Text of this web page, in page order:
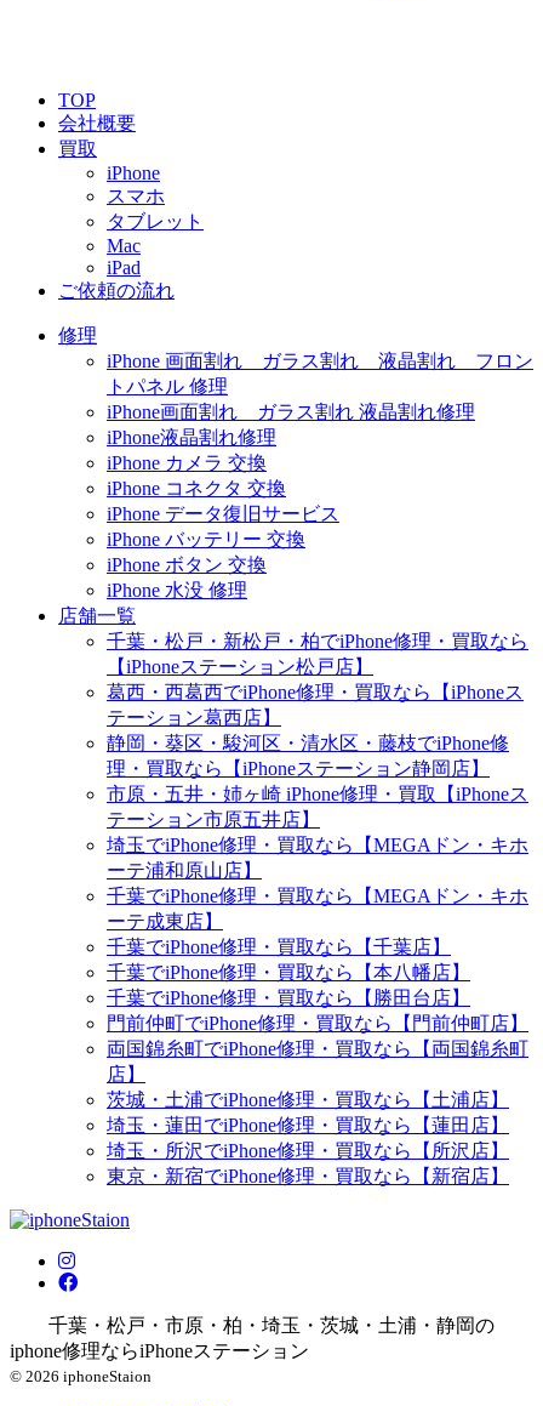
TOP
会社概要
買取
iPhone
スマホ
タブレット
Mac
iPad
ご依頼の流れ
修理
iPhone 画面割れ ガラス割れ 液晶割れ フロン
トパネル 修理
iPhone画面割れ ガラス割れ 液晶割れ修理
iPhone液晶割れ修理
iPhone カメラ 交換
iPhone コネクタ 交換
iPhone データ復旧サービス
iPhone バッテリー 交換
iPhone ボタン 交換
iPhone 水没 修理
店舗一覧
千葉・松戸・新松戸・柏でiPhone修理・買取なら
【iPhoneステーション松戸店】
葛西・西葛西でiPhone修理・買取なら【iPhoneス
テーション葛西店】
静岡・葵区・駿河区・清水区・藤枝でiPhone修
理・買取なら【iPhoneステーション静岡店】
市原・五井・姉ヶ崎 iPhone修理・買取【iPhoneス
テーション市原五井店】
埼玉でiPhone修理・買取なら【MEGAドン・キホ
ーテ浦和原山店】
千葉でiPhone修理・買取なら【MEGAドン・キホ
ーテ成東店】
千葉でiPhone修理・買取なら【千葉店】
千葉でiPhone修理・買取なら【本八幡店】
千葉でiPhone修理・買取なら【勝田台店】
門前仲町でiPhone修理・買取なら【門前仲町店】
両国錦糸町でiPhone修理・買取なら【両国錦糸町
店】
茨城・土浦でiPhone修理・買取なら【土浦店】
埼玉・蓮田でiPhone修理・買取なら【蓮田店】
埼玉・所沢でiPhone修理・買取なら【所沢店】
東京・新宿でiPhone修理・買取なら【新宿店】
千葉・松戸・市原・柏・埼玉・茨城・土浦・静岡の
iphone修理ならiPhoneステーション
© 2026 iphoneStaion